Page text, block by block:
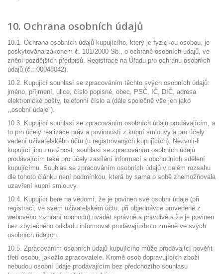
10. Ochrana osobních údajů
10.1. Ochrana osobních údajů kupujícího, který je fyzickou osobou, je
poskytována zákonem č. 101/2000 Sb., o ochraně osobních údajů, ve
znění pozdějších předpisů. Registrace na Úřadu pro ochranu osobních
údajů (č.: 00048042).
10.2. Kupující souhlasí se zpracováním těchto svých osobních údajů:
jméno, příjmení, ulice, číslo popisné, obec, PSČ, IČ, DIČ, adresa
elektronické pošty, telefonní číslo a (dále společně vše jen jako
,,osobní údaje").
10.3. Kupující souhlasí se zpracováním osobních údajů prodávajícím, a
to pro účely realizace práv a povinností z kupní smlouvy a pro účely
vedení uživatelského účtu (u registrovaných kupujících). Nezvolí-li
kupující jinou možnost, souhlasí se zpracováním osobních údajů
prodávajícím také pro účely zasílání informací a obchodních sdělení
kupujícímu. Souhlas se zpracováním osobních údajů v celém rozsahu
dle tohoto článku není podmínkou, která by sama o sobě znemožňovala
uzavření kupní smlouvy.
10.4. Kupující bere na vědomí, že je povinen své osobní údaje (při
registraci, ve svém uživatelském účtu, při objednávce provedené z
webového rozhraní obchodu) uvádět správně a pravdivě a že je povinen
bez zbytečného odkladu informovat prodávajícího o změně ve svých
osobních údajích.
10.5. Zpracováním osobních údajů kupujícího může prodávající pověřit
třetí osobu, jakožto zpracovatele. Kromě osob dopravujících zboží
nebudou osobní údaje prodávajícím bez předchozího souhlasu